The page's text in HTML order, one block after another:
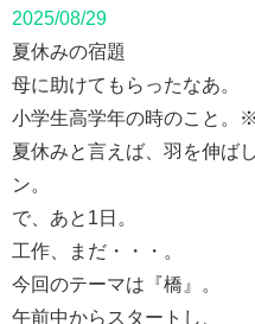
2025/08/29
夏休みの宿題
母に助けてもらったなあ。
小学生高学年の時のこと。※
夏休みと言えば、羽を伸ば
ン。
で、あと1日。
工作、まだ・・・。
今回のテーマは『橋』。
午前中からスタートし、